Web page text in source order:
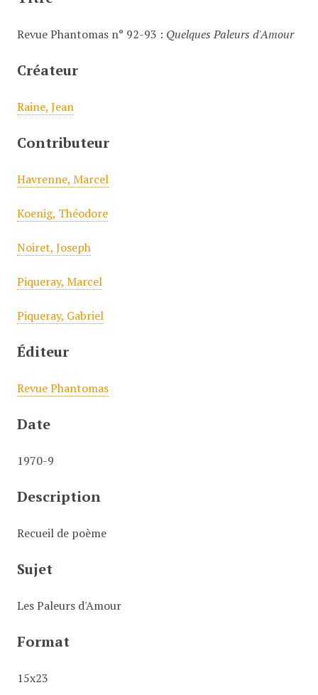
Revue Phantomas n° 92-93 : Quelques Paleurs d'Amour
Créateur
Raine, Jean
Contributeur
Havrenne, Marcel
Koenig, Théodore
Noiret, Joseph
Piqueray, Marcel
Piqueray, Gabriel
Éditeur
Revue Phantomas
Date
1970-9
Description
Recueil de poème
Sujet
Les Paleurs d'Amour
Format
15x23